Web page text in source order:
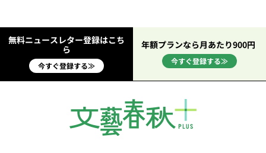
無料ニュースレター登録はこち
ら
今すぐ登録する≫
年額プランなら月あたり900円
今すぐ登録する≫